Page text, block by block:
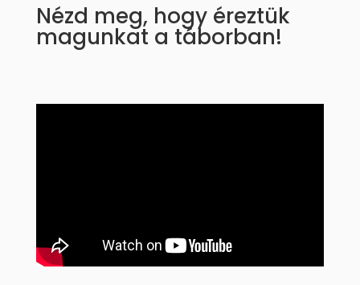
Nézd meg, hogy éreztük
magunkat a táborban!